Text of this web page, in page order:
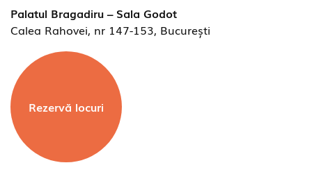
Palatul Bragadiru – Sala Godot
Calea Rahovei, nr 147-153, București
Rezervă locuri